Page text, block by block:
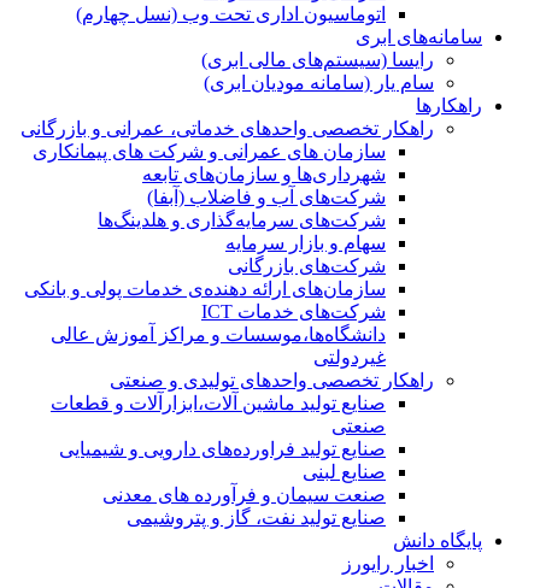
اتوماسیون اداری تحت وب (نسل چهارم)
سامانه‌های ابری
رایسا (سیستم‌های مالی ابری)
سام یار (سامانه مودیان ابری)
راهکارها
راهکار تخصصی واحدهای خدماتی، عمرانی و بازرگانی
سازمان های عمرانی و شرکت های پیمانکاری
شهرداری‌ها و سازمان‌های تابعه
شرکت‌های آب و فاضلاب (آبفا)
شرکت‌های سرمایه‌گذاری و هلدینگ‌ها
سهام و بازار سرمایه
شرکت‌های بازرگانی
سازمان‌های ارائه دهنده‌ی خدمات پولی و بانکی
شرکت‌های خدمات ICT
دانشگاه‌ها،موسسات و مراکز آموزش عالی
غیردولتی
راهکار تخصصی واحدهای تولیدی و صنعتی
صنایع توليد ماشين آلات،ابزارآلات و قطعات
صنعتی
صنایع تولید فراورده‌های دارویی و شیمیایی
صنایع لبنی
صنعت سیمان و فرآورده های معدنی
صنایع تولید نفت، گاز و پتروشيمی
پایگاه دانش
اخبار رایورز